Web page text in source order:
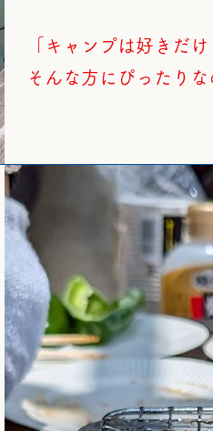
「キャンプは好きだ
そんな方にぴったり